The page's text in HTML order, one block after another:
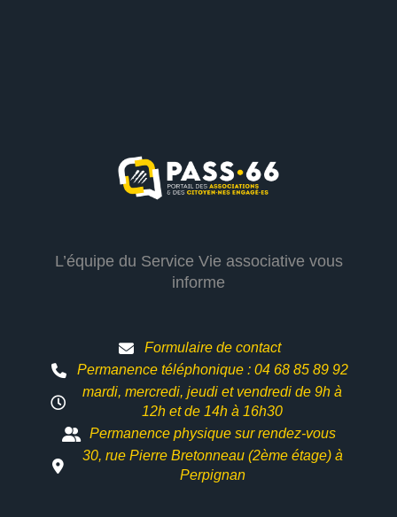
L’équipe du Service Vie associative vous
informe
Formulaire de contact
Permanence téléphonique : 04 68 85 89 92
mardi, mercredi, jeudi et vendredi de 9h à
12h etde 14h à 16h30
Permanence physique sur rendez-vous
30, rue Pierre Bretonneau (2ème étage) à
Perpignan